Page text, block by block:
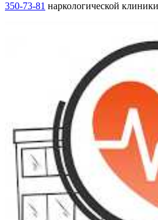
350-73-81 наркологической